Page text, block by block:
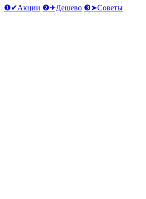
❶✔Акции ❷✈Дешево ❸➤Советы